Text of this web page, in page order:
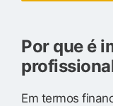
Por que é
Em termos